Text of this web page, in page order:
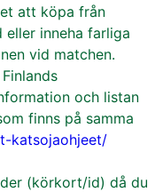
att köpa från
inneha farliga
vid matchen.
och listan
finns på samma
katsojaohjeet/
(körkort/id) då du